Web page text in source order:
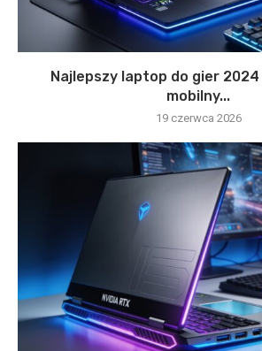
Najlepszy laptop do gier
mobilny...
19 czerwca 2026